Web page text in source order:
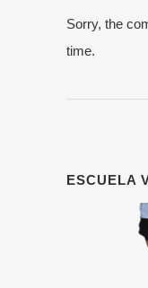
Sorry, the
time.
ESCUELA